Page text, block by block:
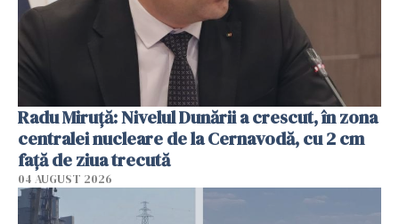
Radu Miruţă: Nivelul Dunării a crescut, în zona
centralei nucleare de la Cernavodă, cu 2 cm
faţă de ziua trecută
04 AUGUST 2026